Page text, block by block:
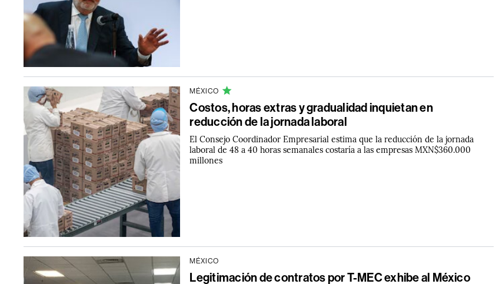
MÉXICO
Costos, horas extras y gradualidad inquietan en
reducción de la jornada laboral
El Consejo Coordinador Empresarial estima que la reducción de la jornada
laboral de 48 a 40 horas semanales costaría a las empresas MXN$360.000
millones
MÉXICO
Legitimación de contratos por T-MEC exhibe al México